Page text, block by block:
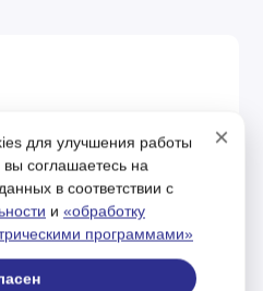
очистки, с добавлением
свойства
к легированным
и
×
для улучшения работы
соглашаетесь на
в соответствии с
и «обработку
программами»